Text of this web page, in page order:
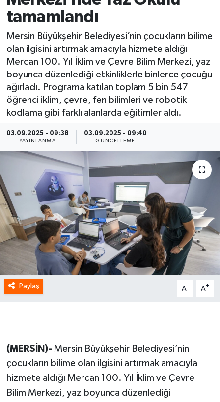
tamamlandı
Mersin Büyükşehir Belediyesi’nin çocukların bilime
olan ilgisini artırmak amacıyla hizmete aldığı
Mercan 100. Yıl İklim ve Çevre Bilim Merkezi, yaz
boyunca düzenlediği etkinliklerle binlerce çocuğu
ağırladı. Programa katılan toplam 5 bin 547
öğrenci iklim, çevre, fen bilimleri ve robotik
kodlama gibi farklı alanlarda eğitimler aldı.
03.09.2025 - 09:38
YAYINLANMA
03.09.2025 - 09:40
GÜNCELLEME
Paylaş A- A+
(MERSİN)- Mersin Büyükşehir Belediyesi’nin
çocukların bilime olan ilgisini artırmak amacıyla
hizmete aldığı Mercan 100. Yıl İklim ve Çevre
Bilim Merkezi, yaz boyunca düzenlediği
Spor
Yaşam